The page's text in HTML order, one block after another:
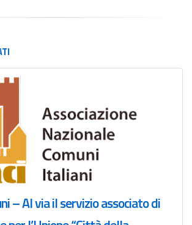
– Al via il servizio associato di